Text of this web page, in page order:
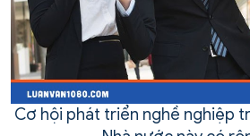
Cơ hội phát triển nghề nghiệp